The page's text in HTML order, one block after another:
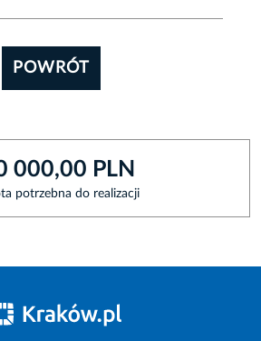
POWRÓT
000,00 PLN
potrzebna do realizacji